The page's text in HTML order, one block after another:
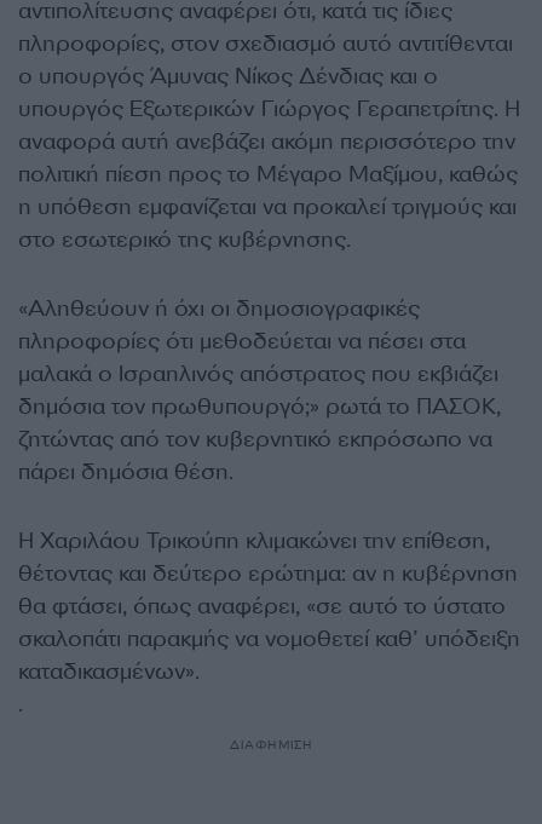
αντιπολίτευσης αναφέρει ότι, κατά τις ίδιες
πληροφορίες, στον σχεδιασμό αυτό αντιτίθενται
ο υπουργός Άμυνας Νίκος Δένδιας και ο
υπουργός Εξωτερικών Γιώργος Γεραπετρίτης. Η
αναφορά αυτή ανεβάζει ακόμη περισσότερο την
πολιτική πίεση προς το Μέγαρο Μαξίμου, καθώς
η υπόθεση εμφανίζεται να προκαλεί τριγμούς και
στο εσωτερικό της κυβέρνησης.
«Αληθεύουν ή όχι οι δημοσιογραφικές
πληροφορίες ότι μεθοδεύεται να πέσει στα
μαλακά ο Ισραηλινός απόστρατος που εκβιάζει
δημόσια τον πρωθυπουργό;» ρωτά το ΠΑΣΟΚ,
ζητώντας από τον κυβερνητικό εκπρόσωπο να
πάρει δημόσια θέση.
Η Χαριλάου Τρικούπη κλιμακώνει την επίθεση,
θέτοντας και δεύτερο ερώτημα: αν η κυβέρνηση
θα φτάσει, όπως αναφέρει, «σε αυτό το ύστατο
σκαλοπάτι παρακμής να νομοθετεί καθ’ υπόδειξη
καταδικασμένων».
.
ΔΙΑΦΗΜΙΣΗ